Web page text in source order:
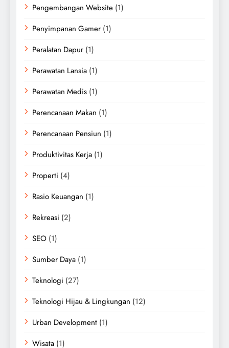
Pengembangan Website (1)
Penyimpanan Gamer (1)
Peralatan Dapur (1)
Perawatan Lansia (1)
Perawatan Medis (1)
Perencanaan Makan (1)
Perencanaan Pensiun (1)
Produktivitas Kerja (1)
Properti (4)
Rasio Keuangan (1)
Rekreasi (2)
SEO (1)
Sumber Daya (1)
Teknologi (27)
Teknologi Hijau & Lingkungan (12)
Urban Development (1)
Wisata (1)